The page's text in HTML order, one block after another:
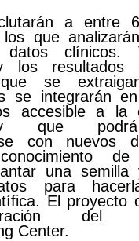
a entre
que
datos clínicos.
los resultados
que se
se integrarán
accesible a la
que
con nuevos
una
para
El proyecto
del
Center.